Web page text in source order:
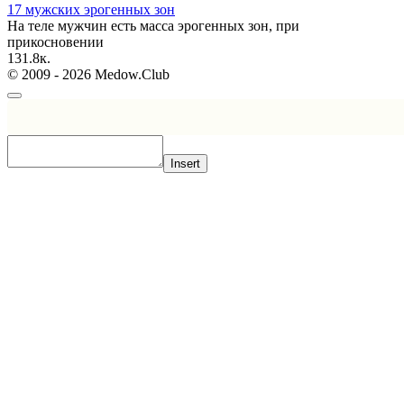
17 мужских эрогенных зон
На теле мужчин есть масса эрогенных зон, при
прикосновении
131.8к.
© 2009 - 2026 Medow.Club
Insert